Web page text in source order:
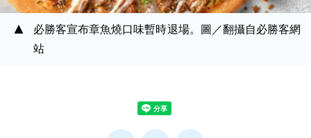
必勝客宣布章魚燒口味暫時退場。圖／翻攝自必勝客網
站